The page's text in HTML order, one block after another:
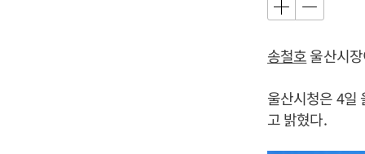
송철호울산시
울산시청은 4일
고 밝혔다.